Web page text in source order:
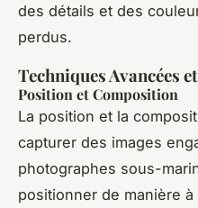
des détails et des
perdus.
Techniques Avancées
Position et Composition
La position et la
capturer des images
photographes sous-
positionner de manière